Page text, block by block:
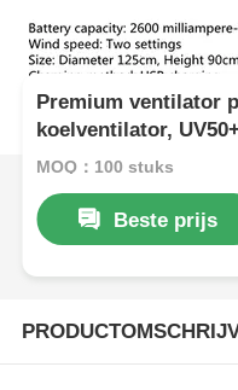
Premium ventilator
koelventilator,
USB oplaadbare
MOQ：100 stuks
Beste prijs